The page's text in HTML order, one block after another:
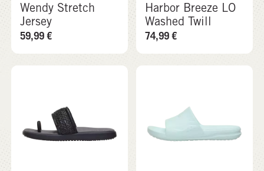
Wendy Stretch
Jersey
59,99€
Harbor Breeze LO
Washed Twill
74,99€